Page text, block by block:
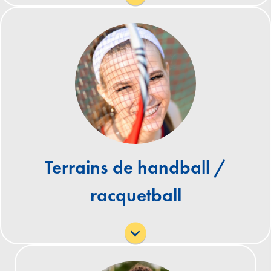
Terrains de handball /
racquetball
Lundi – Dimanche : 8h00 – 22h00
(terrains limités disponibles en raison de travaux)
Les terrains de handball et de racquetball du
Flamingo Park sont parmi les plus anciens et les
mieux entretenus du pays. Les six courts à quatre
murs et les six courts à un mur sont extérieurs et
accessibles de jour comme de nuit. Les horaires
sont susceptibles d'être modifiés les jours fériés.